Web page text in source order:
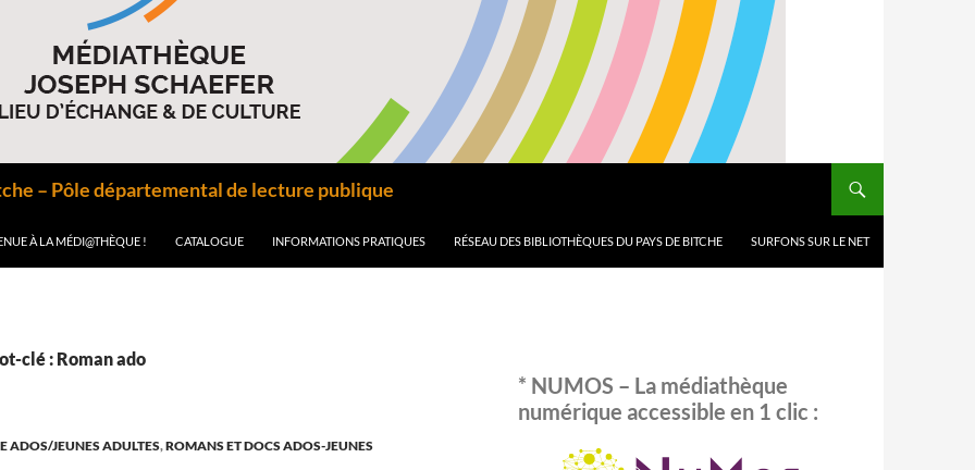
– Pôle départemental de lecture publique
À LA MÉDI@THÈQUE ! CATALOGUE INFORMATIONS PRATIQUES RÉSEAU DES BIBLIOTHÈQUES DU PAYS DE BITCHE SURFONS SUR LE NET
clé : Roman ado
ADOS/JEUNES ADULTES,ROMANS ET DOCS ADOS-JEUNES
* NUMOS – La médiathèque
numérique accessible en 1 clic :